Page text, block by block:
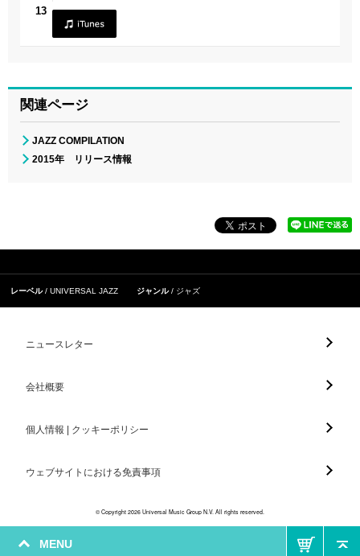
MENU
13
関連ページ
JAZZ COMPILATION
2015年 リリース情報
レーベル UNIVERSAL JAZZ ジャンル ジャズ
ニュースレター
会社概要
個人情報 | クッキーポリシー
ウェブサイトにおける免責事項
© Copyright 2026 Universal Music Group N.V. All rights reserved.